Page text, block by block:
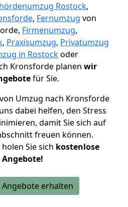
Rostock,
, Fernumzug von
Firmenumzug,
, Praxisumzug, Privatumzug
in Rostockoder
Kronsforde planen wir
für Sie.
Umzug nach Kronsforde
dabei helfen, den Stress
damit Sie sich auf
freuen können.
Sie sich kostenlose
Angebote erhalten